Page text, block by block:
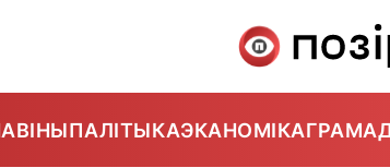
ПАЛІТЫКАЭКАНОМІКА